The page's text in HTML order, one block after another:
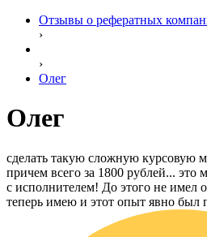
Отзывы о рефератных
›
›
Олег
Олег
сделать такую сложную курсовую
причем всего за 1800 рублей... это
с исполнителем! До этого не имел
теперь имею и этот опыт явно был